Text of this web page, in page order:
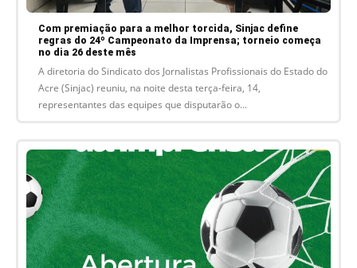
Com premiação para a melhor torcida, Sinjac define
regras do 24º Campeonato da Imprensa; torneio começa
no dia 26 deste mês
A diretoria do Sindicato dos Jornalistas Profissionais do Estado do
Acre (Sinjac) reuniu, na noite desta terça-feira, 14,
representantes das equipes que disputarão o...